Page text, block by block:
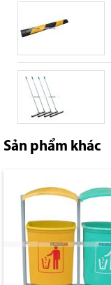
Sản phẩm khác